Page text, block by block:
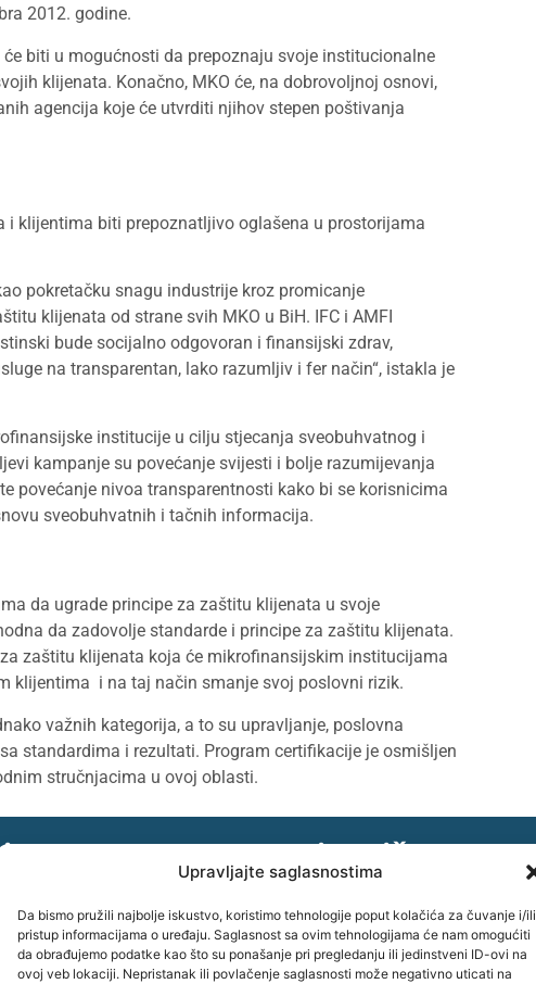
Upravljajte saglasnostima
Da bismo pružili najbolje iskustvo, koristimo tehnologije poput kolačića za čuvanje i/ili
pristup informacijama o uređaju. Saglasnost sa ovim tehnologijama će nam omogućiti
da obrađujemo podatke kao što su ponašanje pri pregledanju ili jedinstveni ID-ovi na
ovoj veb lokaciji. Nepristanak ili povlačenje saglasnosti može negativno uticati na
2012. godine.
biti u mogućnosti da prepoznaju svoje institucionalne
klijenata. Konačno, MKO će, na dobrovoljnoj osnovi,
agencija koje će utvrditi njihov stepen poštivanja
klijentima biti prepoznatljivo oglašena u prostorijama
pokretačku snagu industrije kroz promicanje
klijenata od strane svih MKO u BiH. IFC i AMFI
bude socijalno odgovoran i finansijski zdrav,
na transparentan, lako razumljiv i fer način“, istakla je
institucije u cilju stjecanja sveobuhvatnog i
kampanje su povećanje svijesti i bolje razumijevanja
povećanje nivoa transparentnosti kako bi se korisnicima
sveobuhvatnih i tačnih informacija.
da ugrade principe za zaštitu klijenata u svoje
da zadovolje standarde i principe za zaštitu klijenata.
zaštitu klijenata koja će mikrofinansijskim institucijama
klijentima i na taj način smanje svoj poslovni rizik.
važnih kategorija, a to su upravljanje, poslovna
standardima i rezultati. Program certifikacije je osmišljen
stručnjacima u ovoj oblasti.
poput ovog - saznajte više